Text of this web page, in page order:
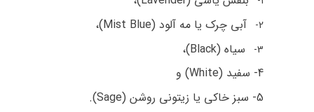
2- آبی چرک یا مه آلود (Mist Blue)،
3- سیاه (Black)،
4- سفید (
White) و
5- سبز خاکی یا زیتونی روشن (
Sage
).